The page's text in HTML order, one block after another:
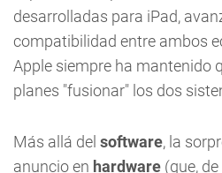
desarrolladas para iPad,
compatibilidad entre ambos
Apple siempre ha mantenido
planes "fusionar" los dos
Más allá del software, la
anuncio en hardware (que,